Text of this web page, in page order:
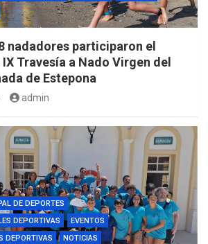
nadadores participaron el
Travesía a Nado Virgen del
de Estepona
admin
DE DEPORTES
DEPORTIVAS
EVENTOS
DEPORTIVAS
NOTICIAS